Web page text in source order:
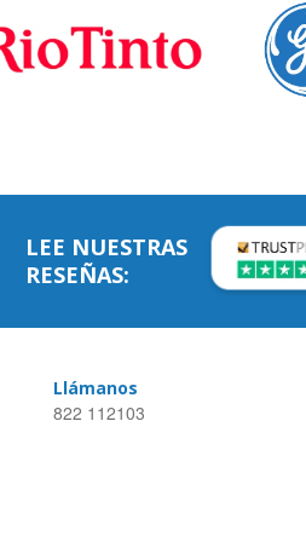
LEE NUESTRAS
RESEÑAS:
Llámanos
822 112103